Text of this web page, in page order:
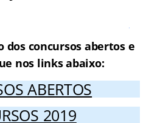
concursos abertos e
nos links abaixo:
ABERTOS
2019